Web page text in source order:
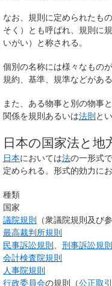
なお、規則に定められたも
そく）とも呼ばれ、規則に
いがい）と称される。
個別の名称には様々なもの
規約
基準 規準などがある
また、ある物事と別の物事
関係を規則 あるいは法則 と
日本の国家法と地
日本においては法の一形式
定められる。形式的効力にお
種類
国家
議院規則
（衆議院規則及び
最高裁判所規則
民事訴訟規則
刑事訴訟規則
会計検査院規則
人事院規則
行政委員会の規則（公正取